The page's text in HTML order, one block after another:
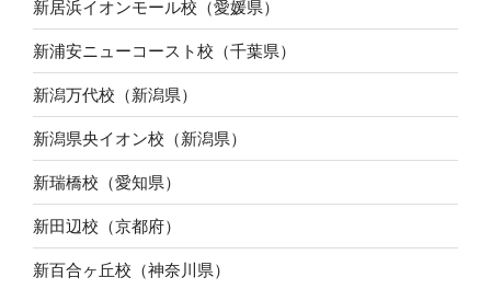
新居浜イオンモール校（愛媛県）
新浦安ニューコースト校（千葉県）
新潟万代校（新潟県）
新潟県央イオン校（新潟県）
新瑞橋校（愛知県）
新田辺校（京都府）
新百合ヶ丘校（神奈川県）